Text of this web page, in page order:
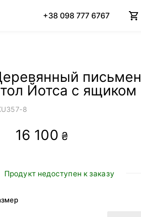
+38 098 777 6767
Йотса с ящиком
357-8
16 100 ₴
Продукт недоступен к заказу